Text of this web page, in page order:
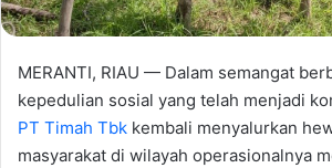
MERANTI, RIAU — Dalam semangat
kepedulian sosial yang telah menjadi
PT Timah Tbk kembali menyalurkan
masyarakat di wilayah operasionalnya